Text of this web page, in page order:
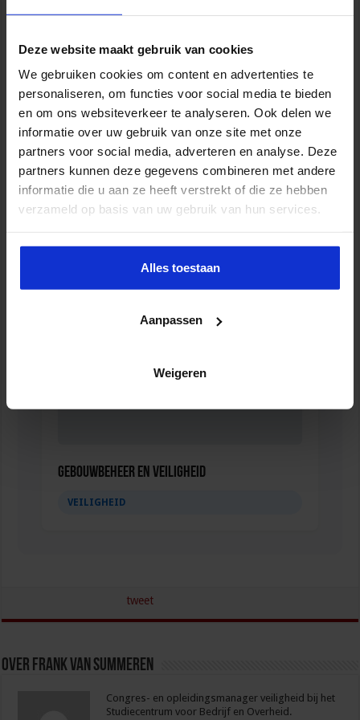
Deze website maakt gebruik van cookies
We gebruiken cookies om content en advertenties te
personaliseren, om functies voor social media te bieden
en om ons websiteverkeer te analyseren. Ook delen we
informatie over uw gebruik van onze site met onze
partners voor social media, adverteren en analyse. Deze
partners kunnen deze gegevens combineren met andere
informatie die u aan ze heeft verstrekt of die ze hebben
verzameld op basis van uw gebruik van hun services.
Alles toestaan
Aanpassen
Weigeren
Opleiding Adviseur zorg en veiligheid
Gebouwbeheer en veiligheid
VEILIGHEID
tweet
Over Frank van Summeren
Congres- en opleidingsmanager veiligheid bij het
Studiecentrum voor Bedrijf en Overheid.